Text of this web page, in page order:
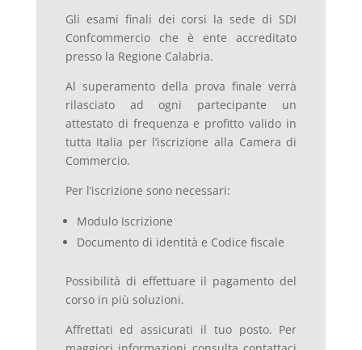
Gli esami finali dei corsi la sede di SDI
Confcommercio che è ente accreditato
presso la Regione Calabria.
Al superamento della prova finale verrà
rilasciato ad ogni partecipante un
attestato di frequenza e profitto valido in
tutta Italia per l’iscrizione alla Camera di
Commercio.
Per l’iscrizione sono necessari:
Modulo Iscrizione
Documento di identità e Codice fiscale
Possibilità di effettuare il pagamento del
corso in più soluzioni.
Affrettati ed assicurati il tuo posto. Per